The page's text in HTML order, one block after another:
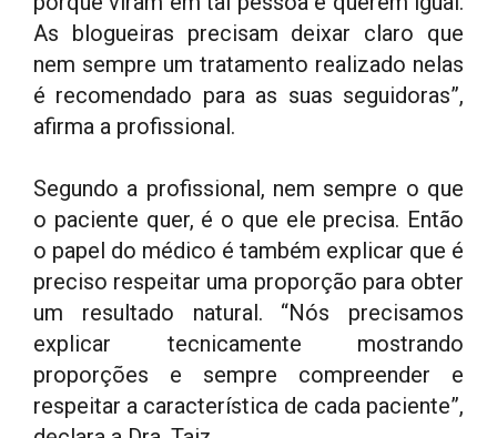
As blogueiras precisam deixar claro que
nem sempre um tratamento realizado nelas
é recomendado para as suas seguidoras”,
afirma a profissional.
Segundo a profissional, nem sempre o que
o paciente quer, é o que ele precisa. Então
o papel do médico é também explicar que é
preciso respeitar uma proporção para obter
um resultado natural. “Nós precisamos
explicar tecnicamente mostrando
proporções e sempre compreender e
respeitar a característica de cada paciente”,